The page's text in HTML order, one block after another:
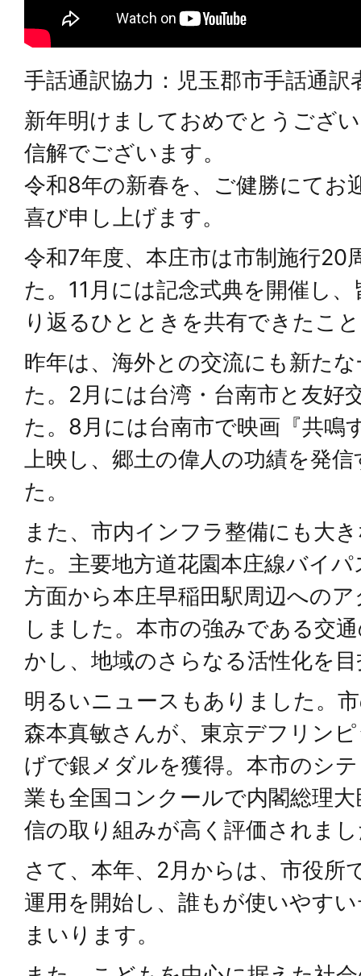
手話通訳協力：児玉郡市手話通訳
新年明けましておめでとうござ
信解でございます。
令和8年の新春を、ご健勝にてお
喜び申し上げます。
令和7年度、本庄市は市制施行20
た。11月には記念式典を開催し
り返るひとときを共有できたこ
昨年は、海外との交流にも新た
た。2月には台湾・台南市と友好
た。8月には台南市で映画『共鳴
上映し、郷土の偉人の功績を発
た。
また、市内インフラ整備にも大
た。主要地方道花園本庄線バイ
方面から本庄早稲田駅周辺への
しました。本市の強みである交
かし、地域のさらなる活性化を
明るいニュースもありました。
森本真敏さんが、東京デフリン
げで銀メダルを獲得。本市のシ
業も全国コンクールで内閣総理
信の取り組みが高く評価されま
さて、本年、2月からは、市役所
運用を開始し、誰もが使いやす
まいります。